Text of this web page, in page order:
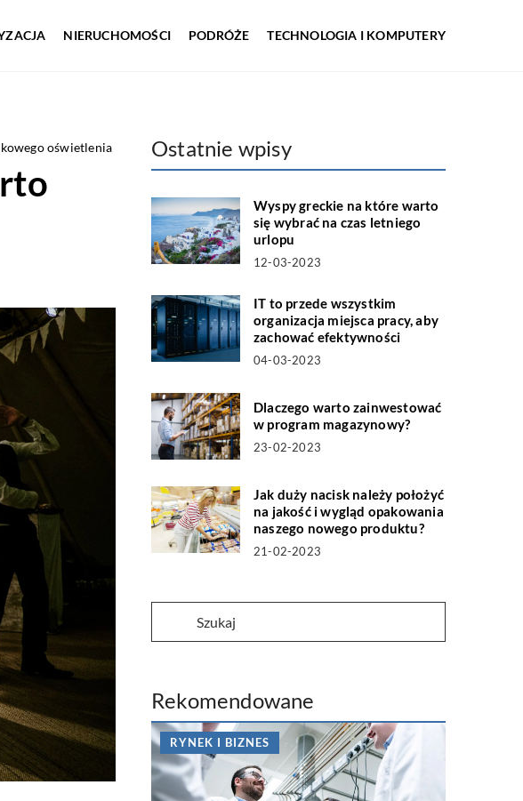
NIERUCHOMOŚCI PODRÓŻE TECHNOLOGIA I KOMPUTERY
oświetlenia Ostatnie wpisy
Wyspy greckie na które warto
się wybrać na czas letniego
urlopu
12-03-2023
IT to przede wszystkim
organizacja miejsca pracy, aby
zachować efektywności
04-03-2023
Dlaczego warto zainwestować
w program magazynowy?
23-02-2023
Jak duży nacisk należy położyć
na jakość i wygląd opakowania
naszego nowego produktu?
21-02-2023
Rekomendowane
RYNEK I BIZNES